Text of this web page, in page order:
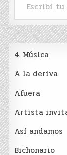
4. Música
A la deriva
Afuera
Artista
Así andamos
Bichonario